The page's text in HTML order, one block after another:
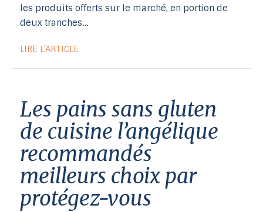
les produits offerts sur le marché, en portion de
deux tranches…
LIRE L’ARTICLE
les pains sans gluten
de cuisine l’angélique
recommandés
meilleurs choix par
protégez-vous